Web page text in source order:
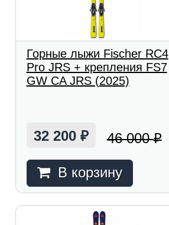
Горные лыжи Fischer RC4
Pro JRS + крепления FS7
GW CA JRS (2025)
32 200 ₽ 46 000₽
В корзину